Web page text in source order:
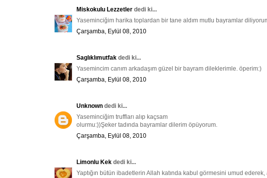
Miskokulu Lezzetler dedi ki...
Yaseminciğim harika toplardan bir tane aldım mutlu bayramlar
Çarşamba, Eylül 08, 2010
Saglıklımutfak dedi ki...
Yasemincim canım arkadaşım güzel bir bayram dileklerimle. öperim:)
Çarşamba, Eylül 08, 2010
Unknown dedi ki...
Yaseminciğim truffları alıp kaçsam
olurmu:))Şeker tadında bayramlar dilerim öpüyorum.
Çarşamba, Eylül 08, 2010
Limonlu Kek dedi ki...
Yaptığın bütün ibadetlerin Allah katında kabul görmesini umud